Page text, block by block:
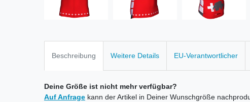
Beschreibung Weitere Details EU-Verantwortlicher
Deine Größe ist nicht mehr verfügbar?
Auf Anfrage kann der Artikel in Deiner Wunschgröße